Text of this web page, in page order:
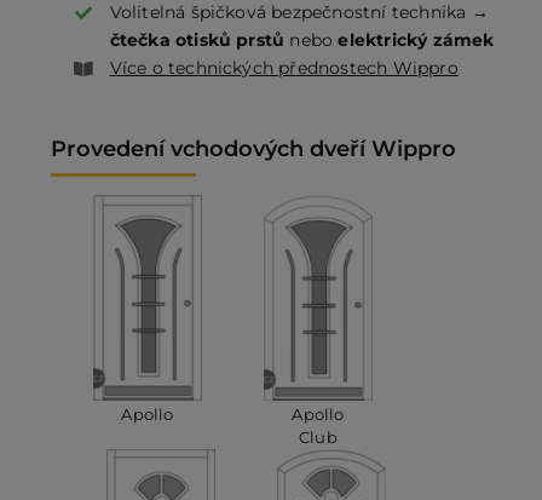
Volitelná špičková bezpečnostní technika →
čtečka otisků prstů neboelektrický zámek
Více o technických přednostech Wippro
Provedení vchodových dveří Wippro
Apollo
Apollo
Club